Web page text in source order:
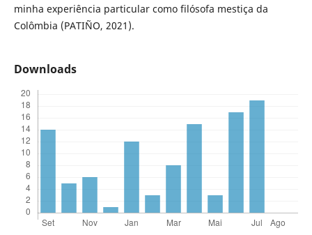
minha experiência particular como filósofa mestiça da
Colômbia (PATIÑO, 2021).
Downloads